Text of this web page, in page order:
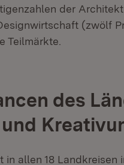
der
(zwölf
Teilmärkte.
des
allen 18 Landkreisen